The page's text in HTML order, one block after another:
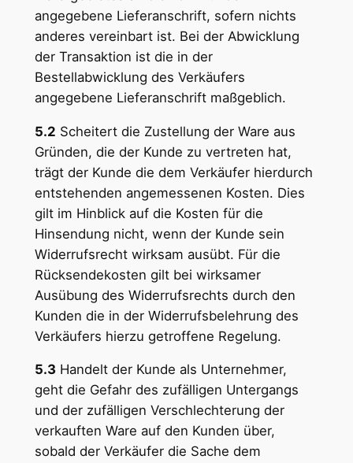
angegebene Lieferanschrift, sofern nichts
anderes vereinbart ist. Bei der Abwicklung
der Transaktion ist die in der
Bestellabwicklung des Verkäufers
angegebene Lieferanschrift maßgeblich.
5.2 Scheitert die Zustellung der Ware aus
Gründen, die der Kunde zu vertreten hat,
trägt der Kunde die dem Verkäufer hierdurch
entstehenden angemessenen Kosten. Dies
gilt im Hinblick auf die Kosten für die
Hinsendung nicht, wenn der Kunde sein
Widerrufsrecht wirksam ausübt. Für die
Rücksendekosten gilt bei wirksamer
Ausübung des Widerrufsrechts durch den
Kunden die in der Widerrufsbelehrung des
Verkäufers hierzu getroffene Regelung.
5.3Handelt der Kunde als Unternehmer,
geht die Gefahr des zufälligen Untergangs
und der zufälligen Verschlechterung der
verkauften Ware auf den Kunden über,
sobald der Verkäufer die Sache dem